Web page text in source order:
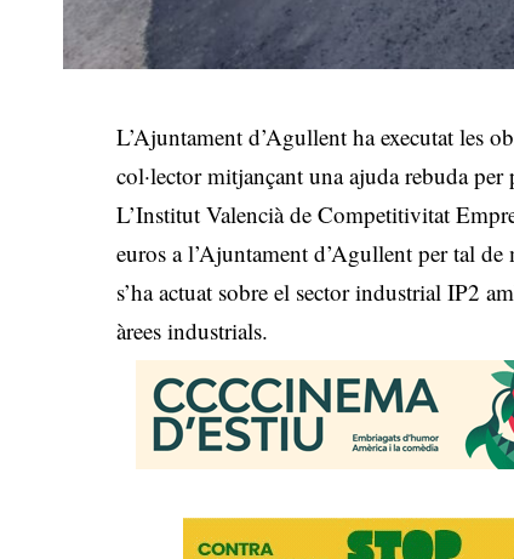
L’Ajuntament d’Agullent ha executat les
col·lector mitjançant una ajuda rebuda
L’Institut Valencià de Competitivitat
euros a l’Ajuntament d’Agullent per tal
s’ha actuat sobre el sector industrial IP2
àrees industrials.